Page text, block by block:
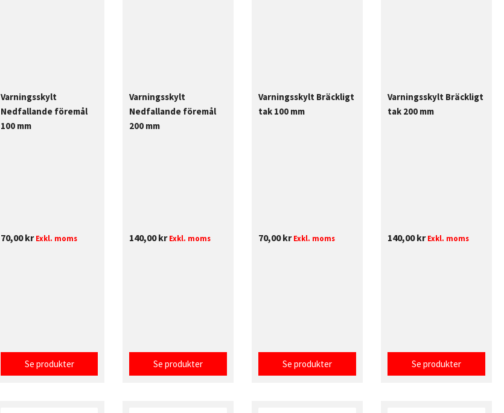
Varningsskylt
Nedfallande föremål
100 mm
70,00kr Exkl. moms
Se produkter
Varningsskylt
Nedfallande föremål
200 mm
140,00kr Exkl. moms
Se produkter
Varningsskylt Bräckligt
tak 100 mm
70,00kr Exkl. moms
Se produkter
Varningsskylt Bräckligt
tak 200 mm
140,00kr Exkl. moms
Se produkter